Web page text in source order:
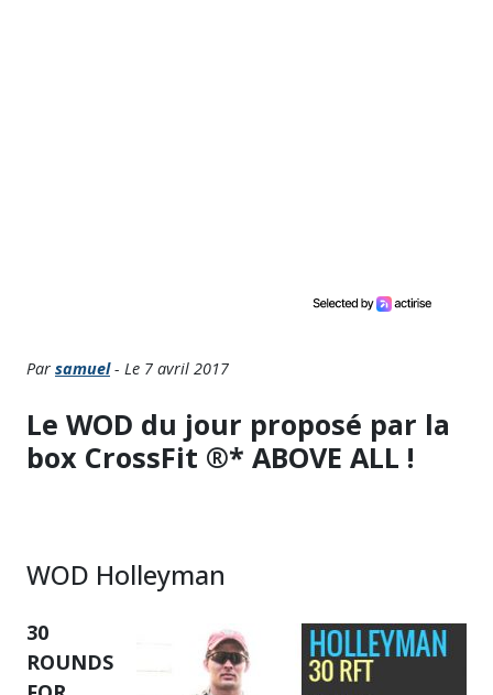
Par samuel- Le 7 avril 2017
Le WOD du jour proposé par la
box CrossFit ®* ABOVE ALL !
WOD Holleyman
30
ROUNDS